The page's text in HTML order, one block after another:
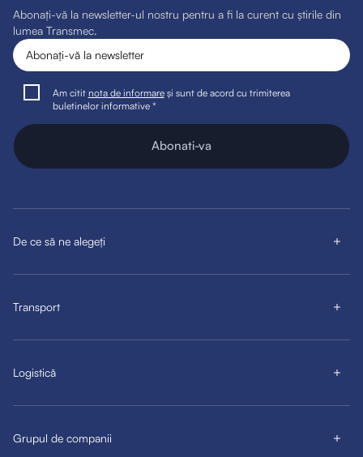
Abonați-vă la newsletter-ul nostru pentru a fi la curent cu știrile din
lumea Transmec.
Am citit nota de informareși sunt de acord cu trimiterea
buletinelor informative *
Abonati-va
De ce să ne alegeți
Transport
Logistică
Grupul de companii